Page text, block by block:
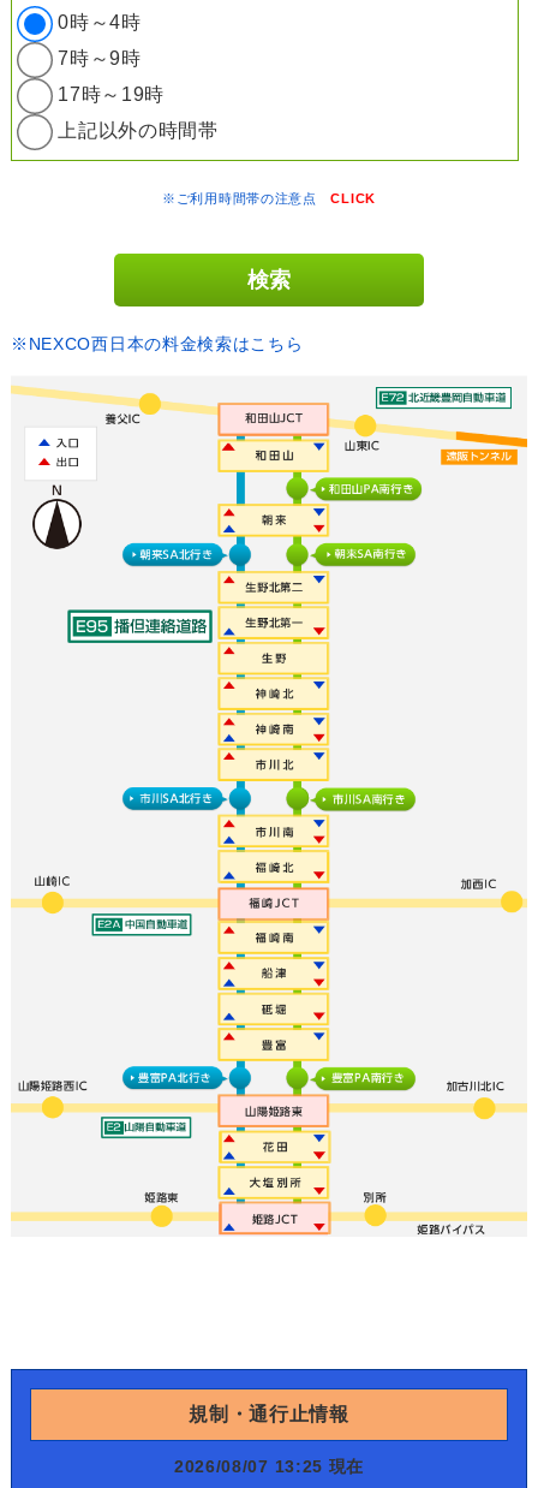
0時～4時
7時～9時
17時～19時
上記以外の時間帯
※ご利用時間帯の注意点CLICK
※NEXCO西日本の料金検索はこちら
規制・通行止情報
2026/08/07 13:25 現在